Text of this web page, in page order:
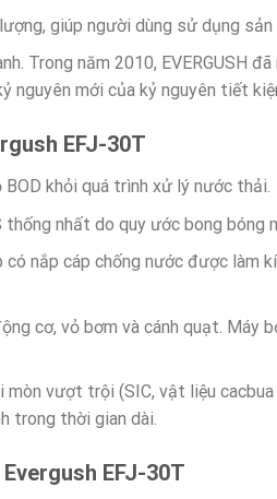
giúp người dùng sử dụng sản
Trong năm 2010, EVERGUSH
nguyên mới của kỷ nguyên tiết
EFJ-30T
khỏi quá trình xử lý nước thải.
nhất do quy ước bong bóng
nắp cáp chống nước được làm
cơ, vỏ bơm và cánh quạt. Máy
mòn vượt trội (SIC, vật liệu
trong thời gian dài.
EFJ-30T